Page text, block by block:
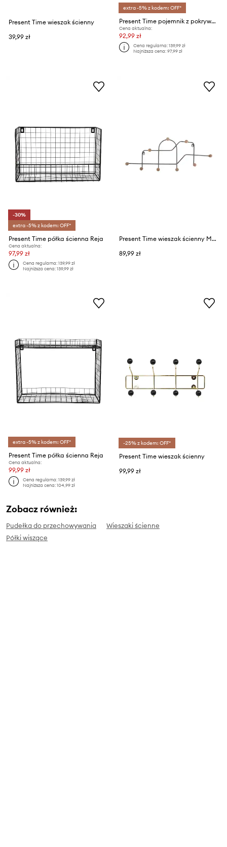
Present Time wieszak ścienny
39,99 zł
extra -5% z kodem: OFF*
Present Time pojemnik z pokrywką Double Funky 6 x 16 cm
Cena aktualna:
92,99 zł
Cena regularna:139,99 zł
Najniższa cena:97,99 zł
-30%
extra -5% z kodem: OFF*
Present Time półka ścienna Reja
Cena aktualna:
97,99 zł
Cena regularna:139,99 zł
Najniższa cena:139,99 zł
Present Time wieszak ścienny Maze
89,99 zł
extra -5% z kodem: OFF*
Present Time półka ścienna Reja
Cena aktualna:
99,99 zł
Cena regularna:139,99 zł
Najniższa cena:104,99 zł
-25% z kodem: OFF*
Present Time wieszak ścienny
99,99 zł
Zobacz również:
Pudełka do przechowywania
Wieszaki ścienne
Półki wiszące